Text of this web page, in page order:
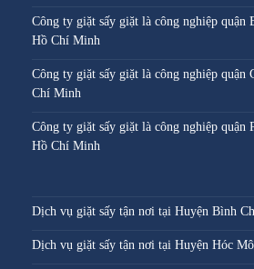
Công ty giặt sấy giặt là công nghiệp quận
Hồ Chí Minh
Công ty giặt sấy giặt là công nghiệp quận
Chí Minh
Công ty giặt sấy giặt là công nghiệp quận
Hồ Chí Minh
Dịch vụ giặt sấy tận nơi tại Huyện Bình
Dịch vụ giặt sấy tận nơi tại Huyện Hóc